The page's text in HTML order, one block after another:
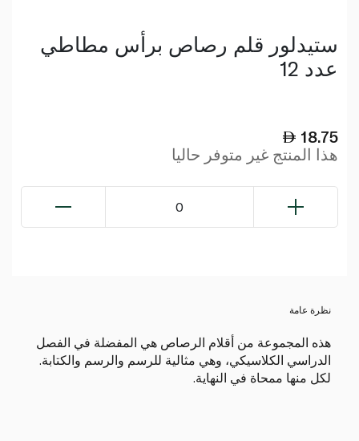
ستيدلور قلم رصاص برأس مطاطي
عدد 12
18.75
هذا المنتج غير متوفر حاليا
0
نظرة عامة
هذه المجموعة من أقلام الرصاص هي المفضلة في الفصل
الدراسي الكلاسيكي، وهي مثالية للرسم والرسم والكتابة.
لكل منها ممحاة في النهاية.